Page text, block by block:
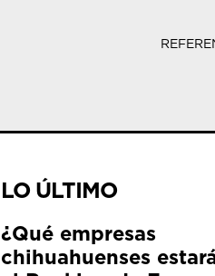
LO ÚLTIMO
¿Qué empresas
chihuahuenses